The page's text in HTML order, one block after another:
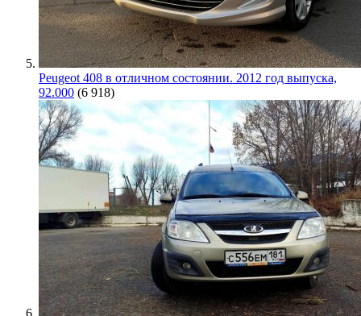
Peugeot 408 в отличном состоянии. 2012 год выпуска,
92.000 (6 918)